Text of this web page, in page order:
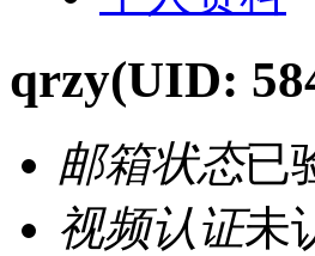
qrzy(UID:
邮箱状态已
视频认证未